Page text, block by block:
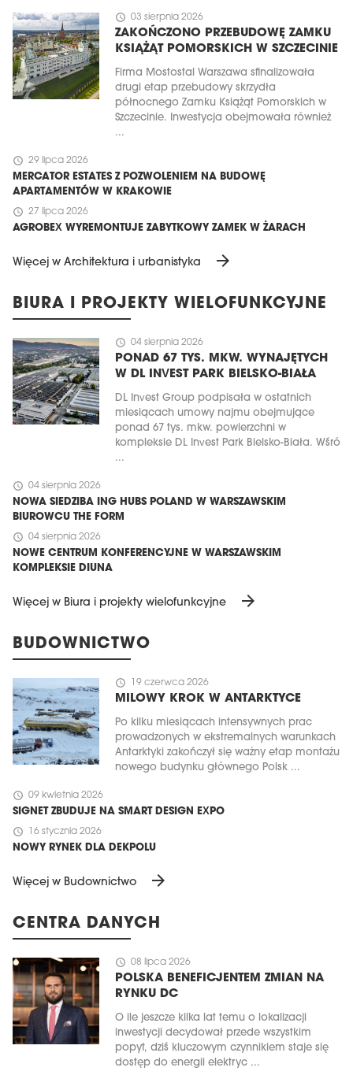
schedule 03 sierpnia 2026
ZAKOŃCZONO PRZEBUDOWĘ ZAMKU
KSIĄŻĄT POMORSKICH W SZCZECINIE
Firma Mostostal Warszawa sfinalizowała
drugi etap przebudowy skrzydła
północnego Zamku Książąt Pomorskich w
Szczecinie. Inwestycja obejmowała również
...
schedule 29 lipca 2026
MERCATOR ESTATES Z POZWOLENIEM NA BUDOWĘ
APARTAMENTÓW W KRAKOWIE
schedule 27 lipca 2026
AGROBEX WYREMONTUJE ZABYTKOWY ZAMEK W ŻARACH
Więcej w Architektura i urbanistyka arrow_forward
BIURA I PROJEKTY WIELOFUNKCYJNE
schedule 04 sierpnia 2026
PONAD 67 TYS. MKW. WYNAJĘTYCH
W DL INVEST PARK BIELSKO-BIAŁA
DL Invest Group podpisała w ostatnich
miesiącach umowy najmu obejmujące
ponad 67 tys. mkw. powierzchni w
kompleksie DL Invest Park Bielsko-Biała. Wśró
...
schedule 04 sierpnia 2026
NOWA SIEDZIBA ING HUBS POLAND W WARSZAWSKIM
BIUROWCU THE FORM
schedule 04 sierpnia 2026
NOWE CENTRUM KONFERENCYJNE W WARSZAWSKIM
KOMPLEKSIE DIUNA
Więcej w Biura i projekty wielofunkcyjne arrow_forward
BUDOWNICTWO
schedule 19 czerwca 2026
MILOWY KROK W ANTARKTYCE
Po kilku miesiącach intensywnych prac
prowadzonych w ekstremalnych warunkach
Antarktyki zakończył się ważny etap montażu
nowego budynku głównego Polsk ...
schedule 09 kwietnia 2026
SIGNET ZBUDUJE NA SMART DESIGN EXPO
schedule 16 stycznia 2026
NOWY RYNEK DLA DEKPOLU
Więcej w Budownictwo arrow_forward
CENTRA DANYCH
schedule 08 lipca 2026
POLSKA BENEFICJENTEM ZMIAN NA
RYNKU DC
O ile jeszcze kilka lat temu o lokalizacji
inwestycji decydował przede wszystkim
popyt, dziś kluczowym czynnikiem staje się
dostęp do energii elektryc ...